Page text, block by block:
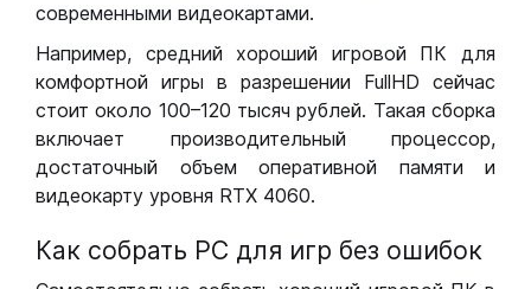
современными видеокартами.
Например, средний хороший игровой ПК для
комфортной игры в разрешении FullHD сейчас
стоит около 100–120 тысяч рублей. Такая сборка
включает производительный процессор,
достаточный объем оперативной памяти и
видеокарту уровня RTX 4060.
Как собрать РС для игр без ошибок